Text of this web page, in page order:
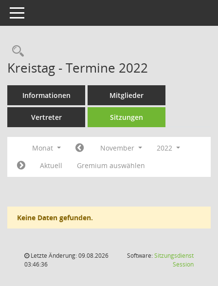
Toggle navigation
Rechercheauswahl
Kreistag - Termine 2022
Informationen Mitglieder
Vertreter Sitzungen
Monat November
2022
Aktuell
Gremium auswählen
Keine Daten gefunden.
Letzte Änderung: 09.08.2026
03:46:36
Software:Sitzungsdienst
Session(Wird in